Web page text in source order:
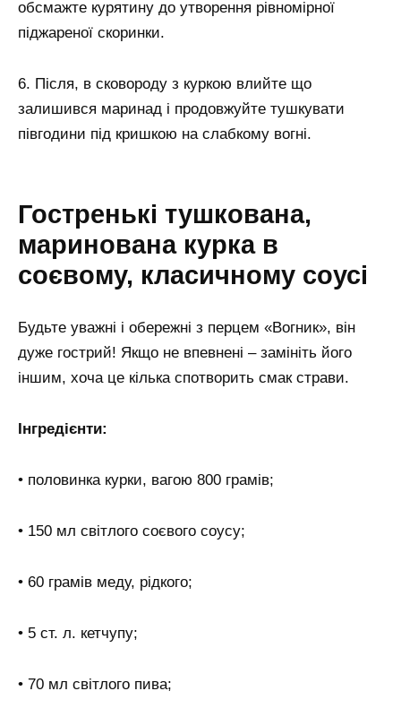
обсмажте курятину до утворення рівномірної
піджареної скоринки.
6. Після, в сковороду з куркою влийте що
залишився маринад і продовжуйте тушкувати
півгодини під кришкою на слабкому вогні.
Гостренькі тушкована,
маринована курка в
соєвому, класичному соусі
Будьте уважні і обережні з перцем «Вогник», він
дуже гострий! Якщо не впевнені – замініть його
іншим, хоча це кілька спотворить смак страви.
Інгредієнти:
• половинка курки, вагою 800 грамів;
• 150 мл світлого соєвого соусу;
• 60 грамів меду, рідкого;
• 5 ст. л. кетчупу;
• 70 мл світлого пива;